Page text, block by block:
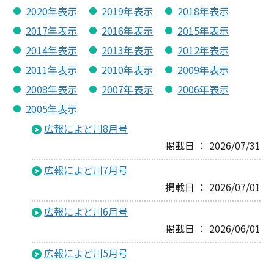
2020年表示
2019年表示
2018年表示
2017年表示
2016年表示
2015年表示
2014年表示
2013年表示
2012年表示
2011年表示
2010年表示
2009年表示
2008年表示
2007年表示
2006年表示
2005年表示
広報によど川8月号
掲載日 ： 2026/07/31
広報によど川7月号
掲載日 ： 2026/07/01
広報によど川6月号
掲載日 ： 2026/06/01
広報によど川5月号